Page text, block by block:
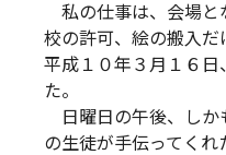
私の仕事は、会場と
校の許可、絵の搬入だ
平成１０年３月１６日
た。
日曜日の午後、しか
の生徒が手伝ってくれ